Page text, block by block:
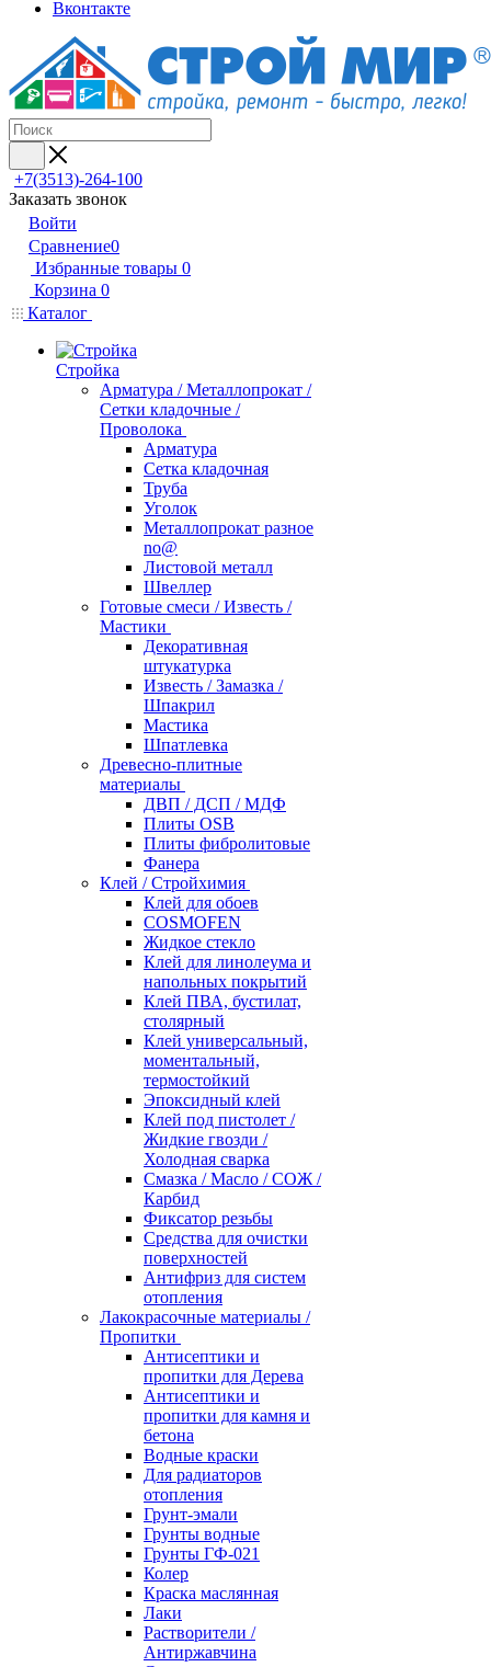
Вконтакте
+7(3513)-264-100
Заказать звонок
Войти
Сравнение0
Избранные товары 0
Корзина 0
Каталог
Стройка
Арматура / Металлопрокат /
Сетки кладочные /
Проволока
Арматура
Сетка кладочная
Труба
Уголок
Металлопрокат разное
no@
Листовой металл
Швеллер
Готовые смеси / Известь /
Мастики
Декоративная
штукатурка
Известь / Замазка /
Шпакрил
Мастика
Шпатлевка
Древесно-плитные
материалы
ДВП / ДСП / МДФ
Плиты OSB
Плиты фибролитовые
Фанера
Клей / Стройхимия
Клей для обоев
COSMOFEN
Жидкое стекло
Клей для линолеума и
напольных покрытий
Клей ПВА, бустилат,
столярный
Клей универсальный,
моментальный,
термостойкий
Эпоксидный клей
Клей под пистолет /
Жидкие гвозди /
Холодная сварка
Смазка / Масло / СОЖ /
Карбид
Фиксатор резьбы
Средства для очистки
поверхностей
Антифриз для систем
отопления
Лакокрасочные материалы /
Пропитки
Антисептики и
пропитки для Дерева
Антисептики и
пропитки для камня и
бетона
Водные краски
Для радиаторов
отопления
Грунт-эмали
Грунты водные
Грунты ГФ-021
Колер
Краска маслянная
Лаки
Растворители /
Антиржавчина